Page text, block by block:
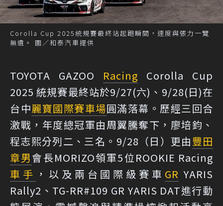
Corolla Cup 2025統規賽最終站起跑瞬間，速度與張力一覽
無遺。 圖／和泰汽車提供
TOYOTA GAZOO Racing Corolla Cup
2025 統規賽最終站於9/27(六)、9/28(日)在
台中麗寶國際賽車場圓滿落幕。歷經三回合
激戰，年度總冠軍由周翼騰奪下，廖培鈞、
程志熙分列二、三名。9/28（日）更由豐田
章男會長MORIZO領軍5位ROOKIE Racing
車手 ，以及兩台國際級賽車 GR YARIS
Rally2、TG-RR#109 GR YARIS DAT進行動